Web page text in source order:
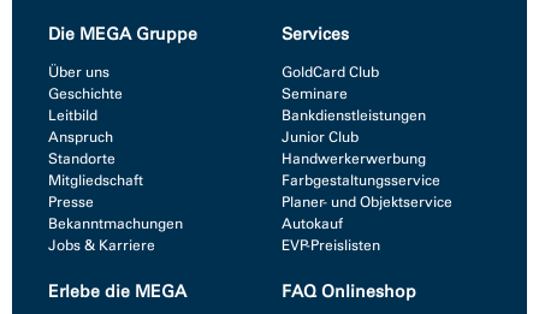
Die MEGA Gruppe
Über uns
Geschichte
Leitbild
Anspruch
Standorte
Mitgliedschaft
Presse
Bekanntmachungen
Jobs & Karriere
Services
GoldCard Club
Seminare
Bankdienstleistungen
Junior Club
Handwerkerwerbung
Farbgestaltungsservice
Planer- und Objektservice
Autokauf
EVP-Preislisten
Erlebe die MEGA FAQ Onlineshop